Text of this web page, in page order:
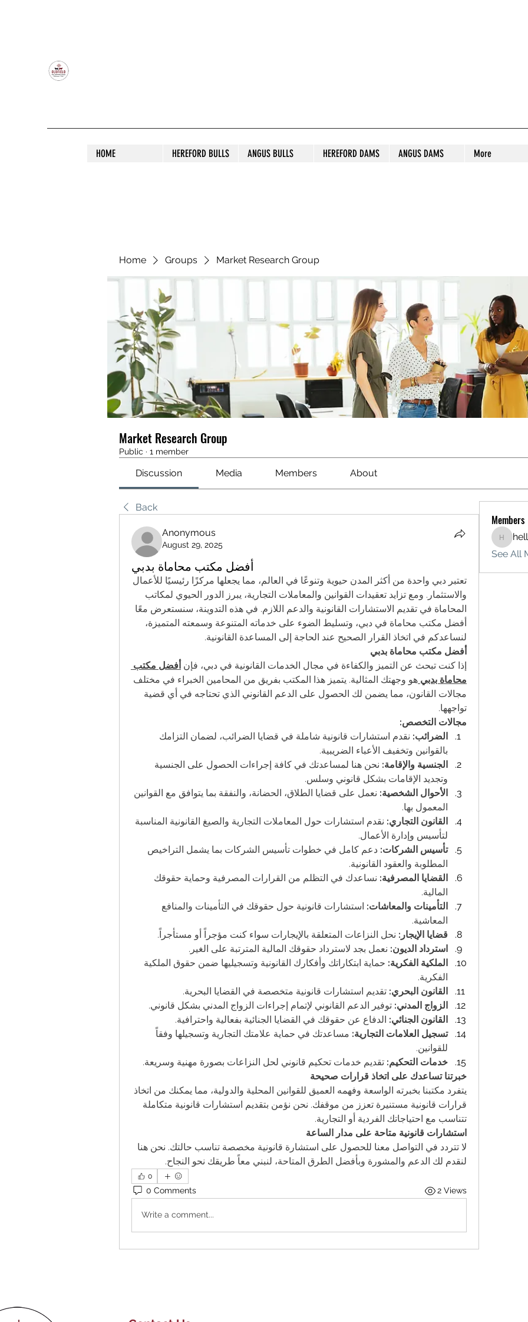
HOME HEREFORD BULLS ANGUS BULLS HEREFORD DAMS ANGUS DAMS More
Home Groups Market Research Group
Market Research Group
Public · 1 member
Discussion Media Members About
Back
Anonymous
August 29, 2025
أفضل مكتب محاماة بدبي
لنساعدكم في اتخاذ القرار الصحيح عند الحاجة إلى المساعدة القانونية.
أفضل مكتب محاماة بدبي
إذا كنت تبحث عن التميز والكفاءة في مجال الخدمات القانونية في دبي، فإن
محاماة بدبي
تواجهها.
مجالات التخصص:
الضرائب:
بالقوانين وتخفيف الأعباء الضريبية.
الجنسية والإقامة:
وتجديد الإقامات بشكل قانوني وسلس.
الأحوال الشخصية:
المعمول بها.
القانون التجاري:
لتأسيس وإدارة الأعمال.
تأسيس الشركات:
المطلوبة والعقود القانونية.
القضايا المصرفية:
المالية.
التأمينات والمعاشات:
المعاشية.
قضايا الإيجار: نحل النزاعات المتعلقة بالإيجارات سواء كنت مؤجراً أو مستأجراً.
استرداد الديون: نعمل بجد لاسترداد حقوقك المالية المترتبة على الغير.
الملكية الفكرية:
الفكرية.
القانون البحري: تقديم استشارات قانونية متخصصة في القضايا البحرية.
الزواج المدني: توفير الدعم القانوني لإتمام إجراءات الزواج المدني بشكل قانوني.
القانون الجنائي: الدفاع عن حقوقك في القضايا الجنائية بفعالية واحترافية.
تسجيل العلامات التجارية:
للقوانين.
خدمات التحكيم: تقديم خدمات تحكيم قانوني لحل النزاعات بصورة مهنية وسريعة.
خبرتنا تساعدك على اتخاذ قرارات صحيحة
تتناسب مع احتياجاتك الفردية أو التجارية.
استشارات قانونية متاحة على مدار الساعة
لنقدم لك الدعم والمشورة وبأفضل الطرق المتاحة، لنبني معاً طريقك نحو النجاح.
0
0 Comments 2 Views
Write a comment...
Members
See All